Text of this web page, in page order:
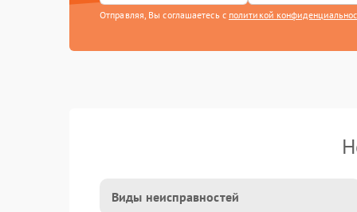
Отправляя, Вы соглашаетесь с политикой
Виды неисправностей